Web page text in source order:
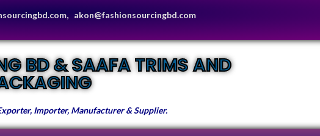
akon@fashionsourcingbd.com
BD & SAAFA TRIMS AND
Importer, Manufacturer & Supplier.